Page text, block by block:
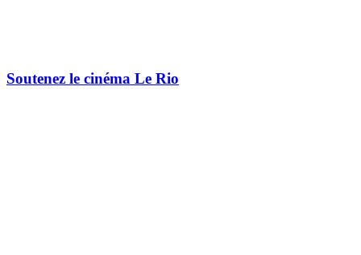
Soutenez le cinéma Le Rio